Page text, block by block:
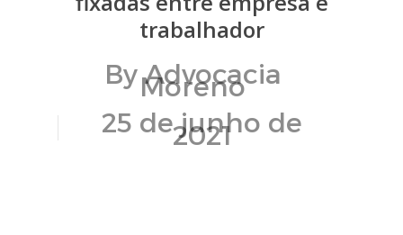
trabalhador
By Advocacia
Moreno
25 de junho de
2021